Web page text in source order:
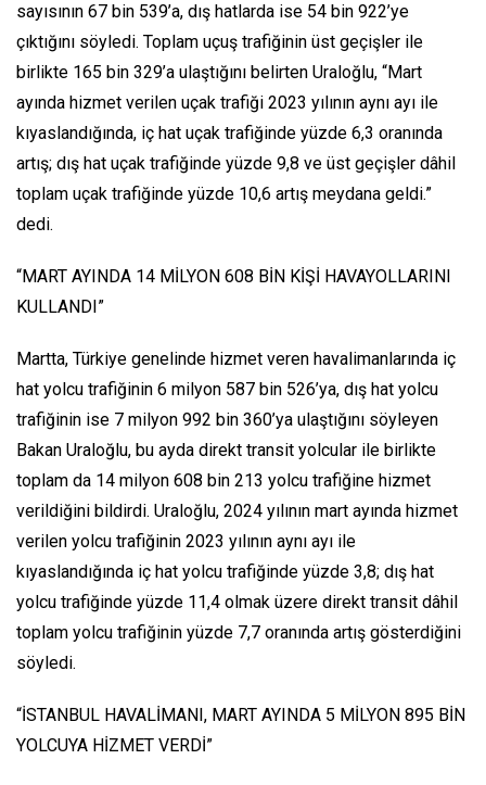
sayısının 67 bin 539’a, dış hatlarda ise 54 bin 922’ye
çıktığını söyledi. Toplam uçuş trafiğinin üst geçişler ile
birlikte 165 bin 329’a ulaştığını belirten Uraloğlu, “Mart
ayında hizmet verilen uçak trafiği 2023 yılının aynı ayı ile
kıyaslandığında, iç hat uçak trafiğinde yüzde 6,3 oranında
artış; dış hat uçak trafiğinde yüzde 9,8 ve üst geçişler dâhil
toplam uçak trafiğinde yüzde 10,6 artış meydana geldi.”
dedi.
“MART AYINDA 14 MİLYON 608 BİN KİŞİ HAVAYOLLARINI
KULLANDI”
Martta, Türkiye genelinde hizmet veren havalimanlarında iç
hat yolcu trafiğinin 6 milyon 587 bin 526’ya, dış hat yolcu
trafiğinin ise 7 milyon 992 bin 360’ya ulaştığını söyleyen
Bakan Uraloğlu, bu ayda direkt transit yolcular ile birlikte
toplam da 14 milyon 608 bin 213 yolcu trafiğine hizmet
verildiğini bildirdi. Uraloğlu, 2024 yılının mart ayında hizmet
verilen yolcu trafiğinin 2023 yılının aynı ayı ile
kıyaslandığında iç hat yolcu trafiğinde yüzde 3,8; dış hat
yolcu trafiğinde yüzde 11,4 olmak üzere direkt transit dâhil
toplam yolcu trafiğinin yüzde 7,7 oranında artış gösterdiğini
söyledi.
“İSTANBUL HAVALİMANI, MART AYINDA 5 MİLYON 895 BİN
YOLCUYA HİZMET VERDİ”